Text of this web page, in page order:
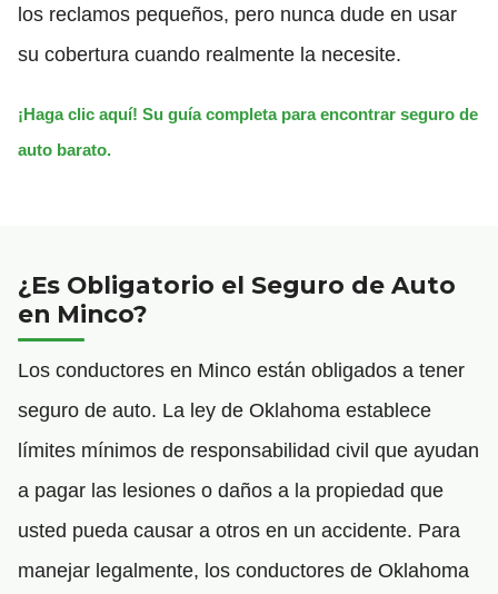
los reclamos pequeños, pero nunca dude en usar
su cobertura cuando realmente la necesite.
¡Haga clic aquí! Su guía completa para encontrar seguro de
auto barato.
¿Es Obligatorio el Seguro de Auto
en Minco?
Los conductores en Minco están obligados a tener
seguro de auto. La ley de Oklahoma establece
límites mínimos de responsabilidad civil que ayudan
a pagar las lesiones o daños a la propiedad que
usted pueda causar a otros en un accidente. Para
manejar legalmente, los conductores de Oklahoma